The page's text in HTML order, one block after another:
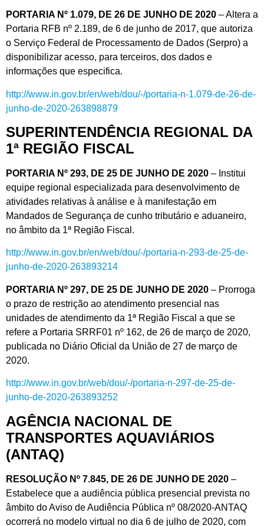
PORTARIA Nº 1.079, DE 26 DE JUNHO DE 2020 – Altera a
Portaria RFB nº 2.189, de 6 de junho de 2017, que autoriza
o Serviço Federal de Processamento de Dados (Serpro) a
disponibilizar acesso, para terceiros, dos dados e
informações que especifica.
http://www.in.gov.br/en/web/dou/-/portaria-n-1.079-de-26-de-
junho-de-2020-263898879
SUPERINTENDÊNCIA REGIONAL DA
1ª REGIÃO FISCAL
PORTARIA Nº 293, DE 25 DE JUNHO DE 2020 – Institui
equipe regional especializada para desenvolvimento de
atividades relativas à análise e à manifestação em
Mandados de Segurança de cunho tributário e aduaneiro,
no âmbito da 1ª Região Fiscal.
http://www.in.gov.br/en/web/dou/-/portaria-n-293-de-25-de-
junho-de-2020-263893214
PORTARIA Nº 297, DE 25 DE JUNHO DE 2020 – Prorroga
o prazo de restrição ao atendimento presencial nas
unidades de atendimento da 1ª Região Fiscal a que se
refere a Portaria SRRF01 nº 162, de 26 de março de 2020,
publicada no Diário Oficial da União de 27 de março de
2020.
http://www.in.gov.br/web/dou/-/portaria-n-297-de-25-de-
junho-de-2020-263893252
AGÊNCIA NACIONAL DE
TRANSPORTES AQUAVIÁRIOS
(ANTAQ)
RESOLUÇÃO Nº 7.845, DE 26 DE JUNHO DE 2020 –
Estabelece que a audiência pública presencial prevista no
âmbito do Aviso de Audiência Pública nº 08/2020-ANTAQ
ocorrerá no modelo virtual no dia 6 de julho de 2020, com